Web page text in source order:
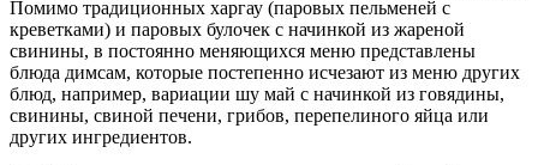
Помимо традиционных харгау (паровых пельменей с
креветками) и паровых булочек с начинкой из жареной
свинины, в постоянно меняющихся меню представлены
блюда димсам, которые постепенно исчезают из меню других
блюд, например, вариации шу май с начинкой из говядины,
свинины, свиной печени, грибов, перепелиного яйца или
других ингредиентов.